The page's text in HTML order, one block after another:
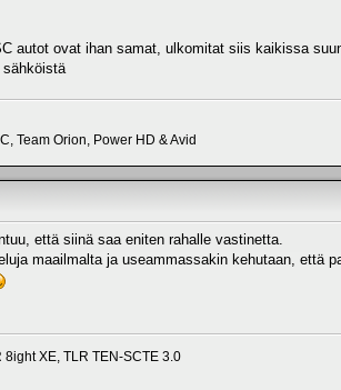
autot ovat ihan samat, ulkomitat siis kaikissa
Team Orion, Power HD & Avid
että siinä saa eniten rahalle vastinetta.
maailmalta ja useammassakin kehutaan, että
XE, TLR TEN-SCTE 3.0